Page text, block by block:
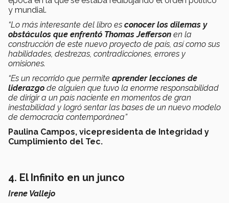
y mundial.
“Lo más interesante del libro es conocer los dilemas y
obstáculos que enfrentó Thomas Jefferson en la
construcción de este nuevo proyecto de país, así como sus
habilidades, destrezas, contradicciones, errores y
omisiones.
“Es un recorrido que permite aprender lecciones de
liderazgo de alguien que tuvo la enorme responsabilidad
de dirigir a un país naciente en momentos de gran
inestabilidad y logró sentar las bases de un nuevo modelo
de democracia contemporánea”
Paulina Campos, vicepresidenta de Integridad y
Cumplimiento del Tec.
4. El Infinito en un junco
Irene Vallejo